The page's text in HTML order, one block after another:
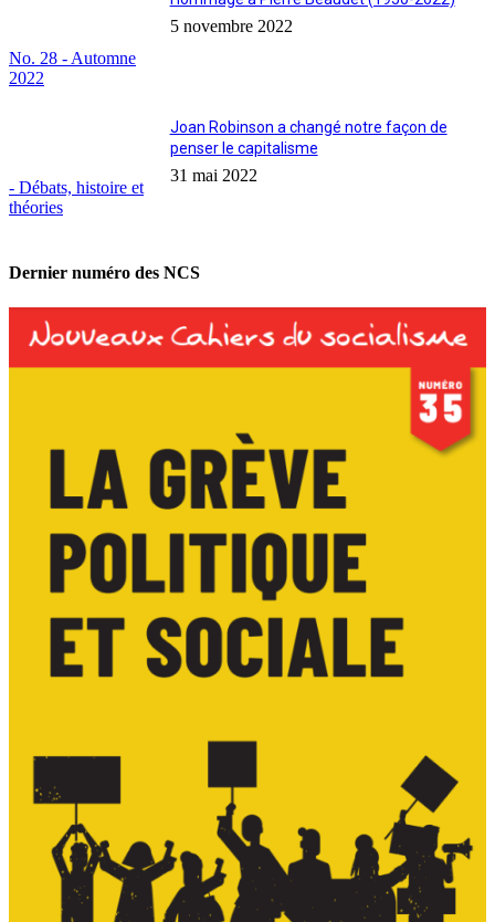
No. 28 - Automne
2022
5 novembre 2022
- Débats, histoire et
théories
Joan Robinson a changé notre façon de
penser le capitalisme
31 mai 2022
Dernier numéro des NCS